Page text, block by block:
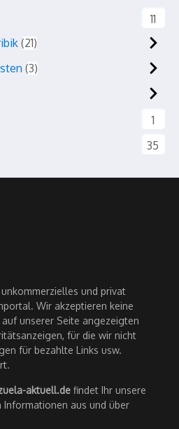
11
21
3
1
35
und privat
Wir akzeptieren keine
unserer Seite angezeigten
für die wir nicht
für bezahlte Links usw.
aktuell.de findet Ihr unsere
aus und über